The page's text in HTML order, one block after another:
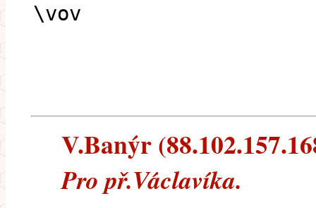
\vov
V.Banýr
Pro př.Václavíka.